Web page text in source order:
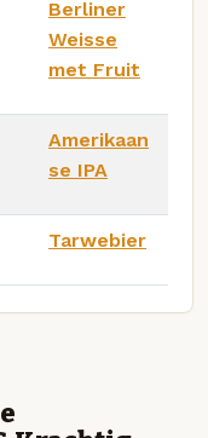
Berliner
Weisse
met Fruit
Amerikaan
se IPA
Tarwebier